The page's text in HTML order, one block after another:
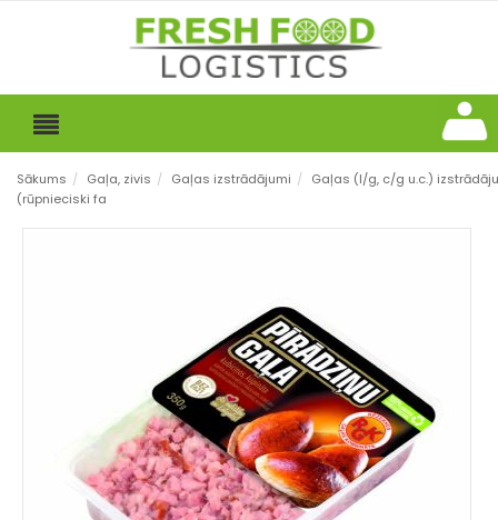
Sākums / Gaļa, zivis / Gaļas izstrādājumi / Gaļas (l/g, c/g u.c.)
(rūpnieciski fa